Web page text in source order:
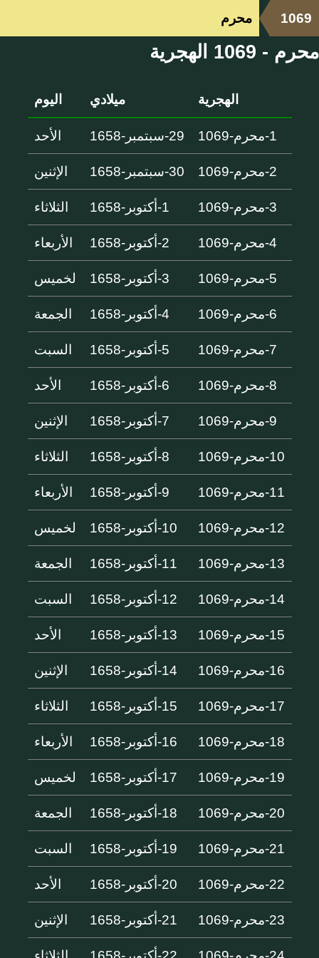
1069 محرم
محرم - 1069 الهجرية
الهجرية ميلادي اليوم
1-محرم-1069 29-سبتمبر-1658 الأحد
2-محرم-1069 30-سبتمبر-1658 الإثنين
3-محرم-1069 1-أكتوبر-1658 الثلاثاء
4-محرم-1069 2-أكتوبر-1658 الأربعاء
5-محرم-1069 3-أكتوبر-1658 لخميس
6-محرم-1069 4-أكتوبر-1658 الجمعة
7-محرم-1069 5-أكتوبر-1658 السبت
8-محرم-1069 6-أكتوبر-1658 الأحد
9-محرم-1069 7-أكتوبر-1658 الإثنين
10-محرم-1069 8-أكتوبر-1658 الثلاثاء
11-محرم-1069 9-أكتوبر-1658 الأربعاء
12-محرم-1069 10-أكتوبر-1658 لخميس
13-محرم-1069 11-أكتوبر-1658 الجمعة
14-محرم-1069 12-أكتوبر-1658 السبت
15-محرم-1069 13-أكتوبر-1658 الأحد
16-محرم-1069 14-أكتوبر-1658 الإثنين
17-محرم-1069 15-أكتوبر-1658 الثلاثاء
18-محرم-1069 16-أكتوبر-1658 الأربعاء
19-محرم-1069 17-أكتوبر-1658 لخميس
20-محرم-1069 18-أكتوبر-1658 الجمعة
21-محرم-1069 19-أكتوبر-1658 السبت
22-محرم-1069 20-أكتوبر-1658 الأحد
23-محرم-1069 21-أكتوبر-1658 الإثنين